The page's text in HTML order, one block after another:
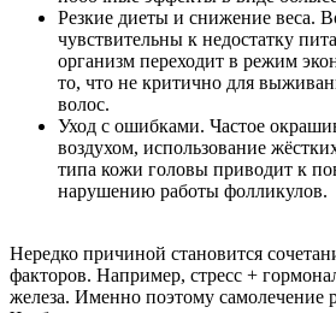
Резкие диеты и снижение веса.
чувствительны к недостатку
организм переходит в режим
то, что не критично для
волос.
Уход с ошибками. Частое
воздухом, использование
типа кожи головы приводит к
нарушению работы фолликулов.
Нередко причиной становится
факторов. Например, стресс +
железа. Именно поэтому самолечение